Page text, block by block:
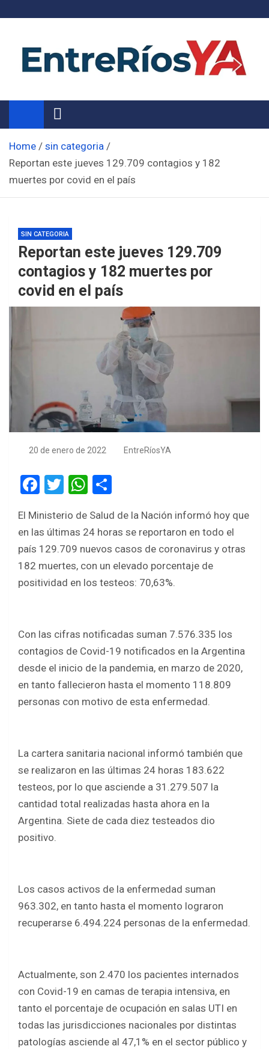
Noticias de Entre Ríos
Información de toda la provincia ahora
Home
sin categoria
Reportan este jueves 129.709 contagios y 182
muertes por covid en el país
SIN CATEGORIA
Reportan este jueves 129.709
contagios y 182 muertes por
covid en el país
20 de enero de 2022 EntreRíosYA
F
ce
b
o
o
T
tt
er
W
at
s
A
p
ar
e
El Ministerio de Salud de la Nación informó hoy que
en las últimas 24 horas se reportaron en todo el
país 129.709 nuevos casos de coronavirus y otras
182 muertes, con un elevado porcentaje de
positividad en los testeos: 70,63%.
Con las cifras notificadas suman 7.576.335 los
contagios de Covid-19 notificados en la Argentina
desde el inicio de la pandemia, en marzo de 2020,
en tanto fallecieron hasta el momento 118.809
personas con motivo de esta enfermedad.
La cartera sanitaria nacional informó también que
se realizaron en las últimas 24 horas 183.622
testeos, por lo que asciende a 31.279.507 la
cantidad total realizadas hasta ahora en la
Argentina. Siete de cada diez testeados dio
positivo.
Los casos activos de la enfermedad suman
963.302, en tanto hasta el momento lograron
recuperarse 6.494.224 personas de la enfermedad.
Actualmente, son 2.470 los pacientes internados
con Covid-19 en camas de terapia intensiva, en
tanto el porcentaje de ocupación en salas UTI en
todas las jurisdicciones nacionales por distintas
patologías asciende al 47,1% en el sector público y